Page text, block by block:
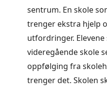
sentrum. En skole
trenger ekstra hjelp
utfordringer.
videregående skole
oppfølging fra
trenger det. Skolen